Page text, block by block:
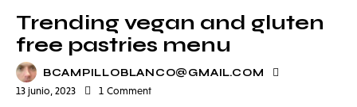
Trending vegan and gluten
free pastries menu
BCAMPILLOBLANCO@GMAIL.COM
13 junio, 2023 1 Comment